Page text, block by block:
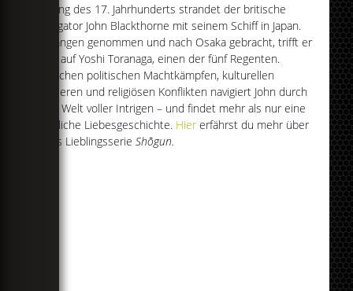
Anfang des 17. Jahrhunderts strandet der britische
Navigator John Blackthorne mit seinem Schiff in Japan.
Gefangen genommen und nach Osaka gebracht, trifft er
dort auf Yoshi Toranaga, einen der fünf Regenten.
Zwischen politischen Machtkämpfen, kulturellen
Barrieren und religiösen Konflikten navigiert John durch
eine Welt voller Intrigen – und findet mehr als nur eine
mögliche Liebesgeschichte. Hier erfährst du mehr über
Lolas Lieblingsserie Shōgun.